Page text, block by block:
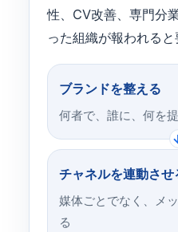
性、CV改善、専門分
った組織が報われると
ブランドを整える
何者で、誰に、何を
チャネルを連動させ
媒体ごとでなく、メ
る